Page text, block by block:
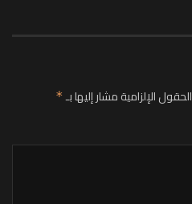
الحقول الإلزامية مشار إليها بـ*